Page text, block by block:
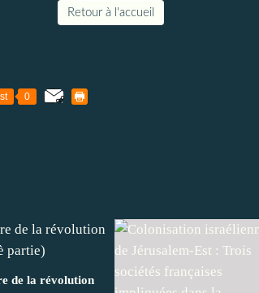
Retour à l'accueil
0
de la révolution